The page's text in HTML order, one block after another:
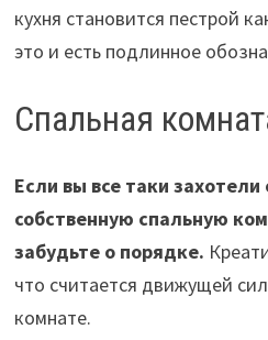
кухня становится пестрой
это и есть подлинное
Спальная
Если вы все таки
собственную спальную
забудьте о порядке.
что считается движущей
комнате.